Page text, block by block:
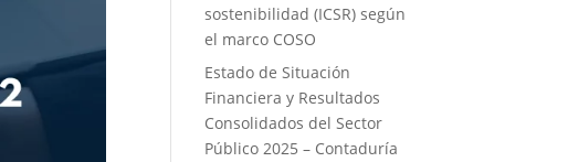
sostenibilidad (ICSR) según
el marco COSO
Estado de Situación
Financiera y Resultados
Consolidados del Sector
Público 2025 – Contaduría